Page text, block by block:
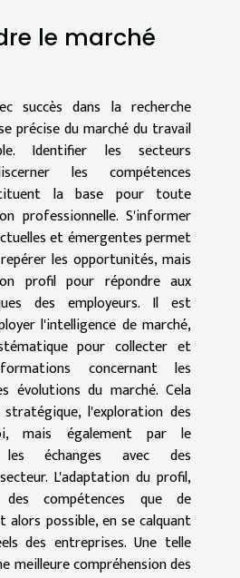
le marché
succès dans la recherche
précise du marché du travail
Identifier les secteurs
les compétences
la base pour toute
professionnelle. S'informer
et émergentes permet
les opportunités, mais
profil pour répondre aux
des employeurs. Il est
l'intelligence de marché,
pour collecter et
concernant les
évolutions du marché. Cela
l'exploration des
mais également par le
échanges avec des
L'adaptation du profil,
compétences que de
alors possible, en se calquant
des entreprises. Une telle
meilleure compréhension des